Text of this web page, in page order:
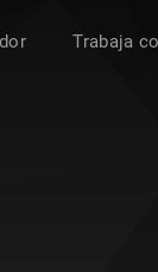
Trabaja